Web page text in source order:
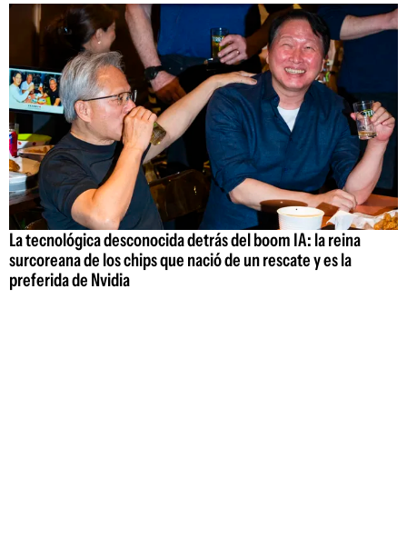
La tecnológica desconocida detrás del boom IA: la reina
surcoreana de los chips que nació de un rescate y es la
preferida de Nvidia